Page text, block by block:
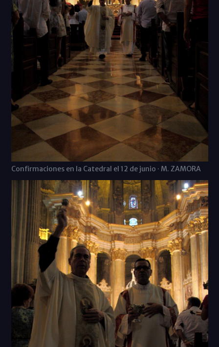
Confirmaciones en la Catedral el 12 de junio · M. ZAMORA